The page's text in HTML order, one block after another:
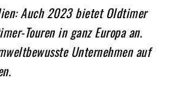
Auch 2023 bietet Oldtimer
Touren in ganz Europa an.
Unternehmen auf